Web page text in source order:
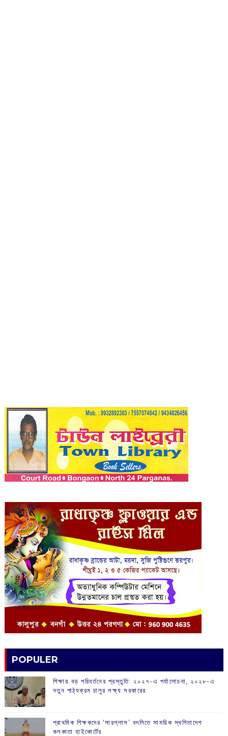
POPULER
শিক্ষায় বড় পরিবর্তনের প্রস্তুতি: ২০২৭-এ পর্যালোচনা, ২০২৮-এ
নতুন পাঠ্যক্রম চালুর লক্ষ্য সরকারের
প্রাথমিক শিক্ষকদের ‘সারপ্লাস’ বদলিতে সাময়িক স্থগিতাদেশ
কলকাতা হাইকোর্টের